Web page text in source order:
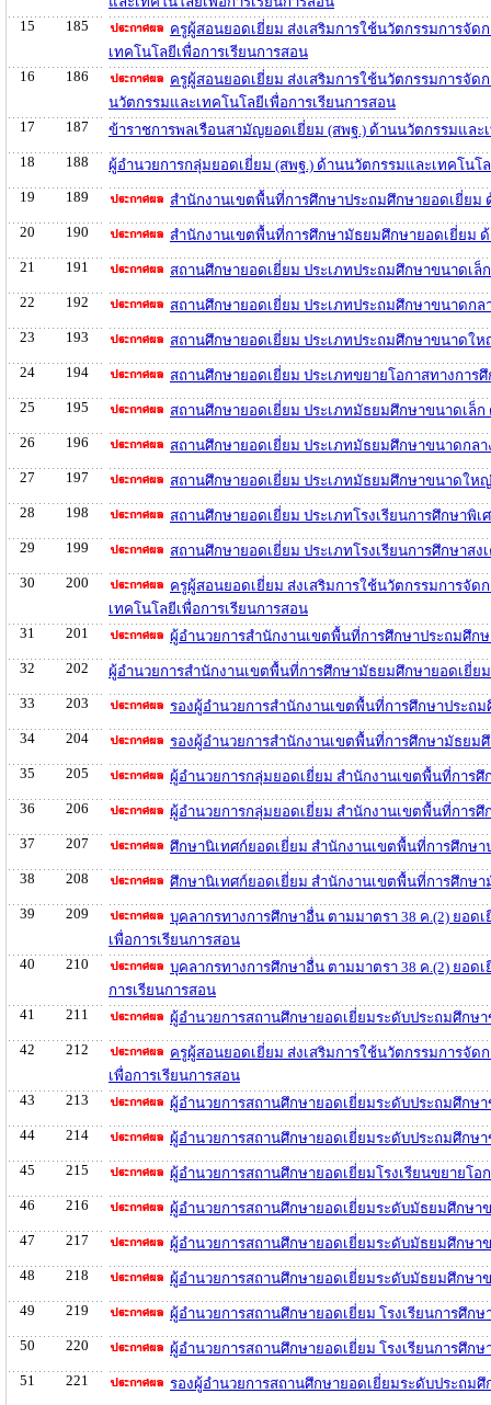
15
185
ครูผู้สอนยอดเยี่ยม ส่งเสริมการใช้นวัตกรรมการจั
เทคโนโลยีเพื่อการเรียนการสอน
16
186
ครูผู้สอนยอดเยี่ยม ส่งเสริมการใช้นวัตกรรมการจัด
นวัตกรรมและเทคโนโลยีเพื่อการเรียนการสอน
17
187
ข้าราชการพลเรือนสามัญยอดเยี่ยม (สพฐ.) ด้านนวัตกรรมและ
18
188
ผู้อำนวยการกลุ่มยอดเยี่ยม (สพฐ.) ด้านนวัตกรรมและเทคโนโ
19
189
สำนักงานเขตพื้นที่การศึกษาประถมศึกษายอดเยี่ยม
20
190
สำนักงานเขตพื้นที่การศึกษามัธยมศึกษายอดเยี่ยม
21
191
สถานศึกษายอดเยี่ยม ประเภทประถมศึกษาขนาดเ
22
192
สถานศึกษายอดเยี่ยม ประเภทประถมศึกษาขนาดก
23
193
สถานศึกษายอดเยี่ยม ประเภทประถมศึกษาขนาดใ
24
194
สถานศึกษายอดเยี่ยม ประเภทขยายโอกาสทางการ
25
195
สถานศึกษายอดเยี่ยม ประเภทมัธยมศึกษาขนาดเล็
26
196
สถานศึกษายอดเยี่ยม ประเภทมัธยมศึกษาขนาดกล
27
197
สถานศึกษายอดเยี่ยม ประเภทมัธยมศึกษาขนาดให
28
198
สถานศึกษายอดเยี่ยม ประเภทโรงเรียนการศึกษาพิ
29
199
สถานศึกษายอดเยี่ยม ประเภทโรงเรียนการศึกษาส
30
200
ครูผู้สอนยอดเยี่ยม ส่งเสริมการใช้นวัตกรรมการจัด
เทคโนโลยีเพื่อการเรียนการสอน
31
201
ผู้อำนวยการสำนักงานเขตพื้นที่การศึกษาประถมศึก
32
202
ผู้อำนวยการสำนักงานเขตพื้นที่การศึกษามัธยมศึกษายอดเยี่ย
33
203
รองผู้อำนวยการสำนักงานเขตพื้นที่การศึกษาประถ
34
204
รองผู้อำนวยการสำนักงานเขตพื้นที่การศึกษามัธยม
35
205
ผู้อำนวยการกลุ่มยอดเยี่ยม สำนักงานเขตพื้นที่การ
36
206
ผู้อำนวยการกลุ่มยอดเยี่ยม สำนักงานเขตพื้นที่การ
37
207
ศึกษานิเทศก์ยอดเยี่ยม สำนักงานเขตพื้นที่การศึกษ
38
208
ศึกษานิเทศก์ยอดเยี่ยม สำนักงานเขตพื้นที่การศึกษ
39
209
บุคลากรทางการศึกษาอื่น ตามมาตรา 38 ค.(2) ยอ
เพื่อการเรียนการสอน
40
210
บุคลากรทางการศึกษาอื่น ตามมาตรา 38 ค.(2) ยอ
การเรียนการสอน
41
211
ผู้อำนวยการสถานศึกษายอดเยี่ยมระดับประถมศึกษ
42
212
ครูผู้สอนยอดเยี่ยม ส่งเสริมการใช้นวัตกรรมการจัด
เพื่อการเรียนการสอน
43
213
ผู้อำนวยการสถานศึกษายอดเยี่ยมระดับประถมศึกษ
44
214
ผู้อำนวยการสถานศึกษายอดเยี่ยมระดับประถมศึกษ
45
215
ผู้อำนวยการสถานศึกษายอดเยี่ยมโรงเรียนขยายโ
46
216
ผู้อำนวยการสถานศึกษายอดเยี่ยมระดับมัธยมศึกษา
47
217
ผู้อำนวยการสถานศึกษายอดเยี่ยมระดับมัธยมศึกษา
48
218
ผู้อำนวยการสถานศึกษายอดเยี่ยมระดับมัธยมศึกษ
49
219
ผู้อำนวยการสถานศึกษายอดเยี่ยม โรงเรียนการศึก
50
220
ผู้อำนวยการสถานศึกษายอดเยี่ยม โรงเรียนการศึก
51
221
รองผู้อำนวยการสถานศึกษายอดเยี่ยมระดับประถม